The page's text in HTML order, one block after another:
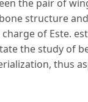
the pair of
structure
of Este.
the study of
thus